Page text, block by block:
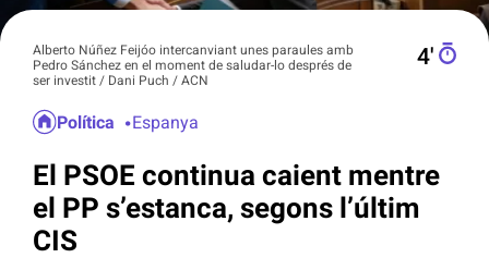
Alberto Núñez Feijóo intercanviant unes paraules amb
Pedro Sánchez en el moment de saludar-lo després de
ser investit / Dani Puch / ACN
4′
Política Espanya
El PSOE continua caient mentre
el PP s’estanca, segons l’últim
CIS